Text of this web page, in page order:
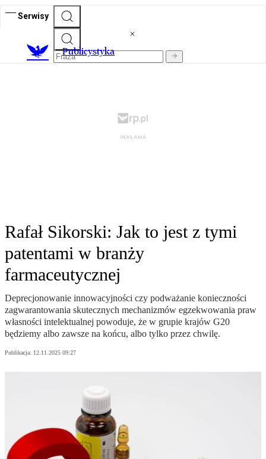
Serwisy
Publicystyka
Rafał Sikorski: Jak to jest z tymi
patentami w branży
farmaceutycznej
Deprecjonowanie innowacyjności czy podważanie konieczności
zagwarantowania skutecznych mechanizmów egzekwowania praw
własności intelektualnej powoduje, że w grupie krajów G20
będziemy albo zawsze na końcu, albo tylko przez chwilę.
Publikacja: 12.11.2025 09:27